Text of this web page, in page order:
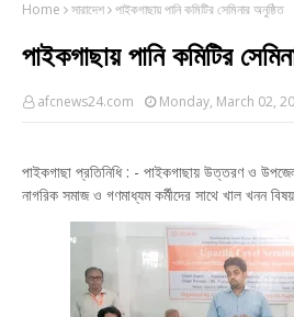
Home সারাদেশ পাইকগাছায় পানি কমিটির সেমিনার অনুষ্ঠিত
পাইকগাছায় পানি কমিটির
afcnews24.com Monday, March 02,
পাইকগাছা প্রতিনিধি : - পাইকগাছায় উত্তরণ ও
নাগরিক সমাজ ও গণমাধ্যম কর্মীদের সাথে খাল খনন